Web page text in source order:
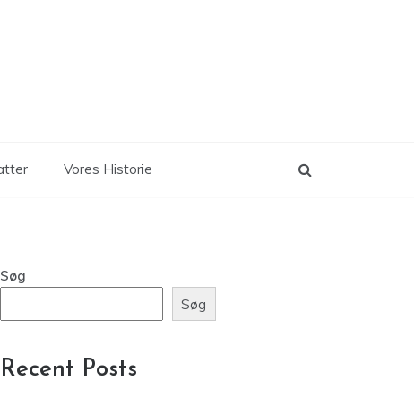
Vores Historie
Søg
Søg
Recent Posts